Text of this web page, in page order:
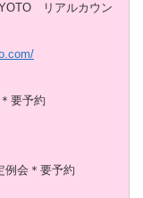
リアルカウン
要予約
例会＊要予約